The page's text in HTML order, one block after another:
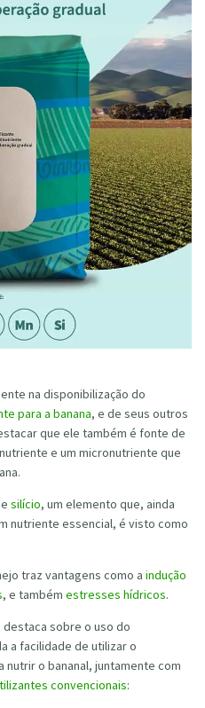
na disponibilização do
para a banana, e de seus outros
que ele também é fonte de
e um micronutriente que
silício, um elemento que, ainda
nutriente essencial, é visto como
traz vantagens como a indução
, e também estresses hídricos.
sobre o uso do
a facilidade de utilizar o
o bananal, juntamente com
convencionais: